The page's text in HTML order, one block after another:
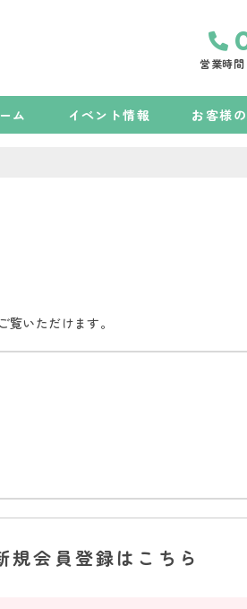
営業時間
ム イベント情報 お客様
いただけます。
規会員登録はこちら